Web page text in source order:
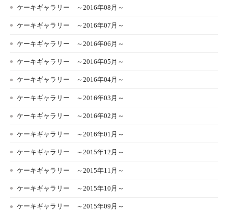
ケーキギャラリー ～2016年08月～
ケーキギャラリー ～2016年07月～
ケーキギャラリー ～2016年06月～
ケーキギャラリー ～2016年05月～
ケーキギャラリー ～2016年04月～
ケーキギャラリー ～2016年03月～
ケーキギャラリー ～2016年02月～
ケーキギャラリー ～2016年01月～
ケーキギャラリー ～2015年12月～
ケーキギャラリー ～2015年11月～
ケーキギャラリー ～2015年10月～
ケーキギャラリー ～2015年09月～